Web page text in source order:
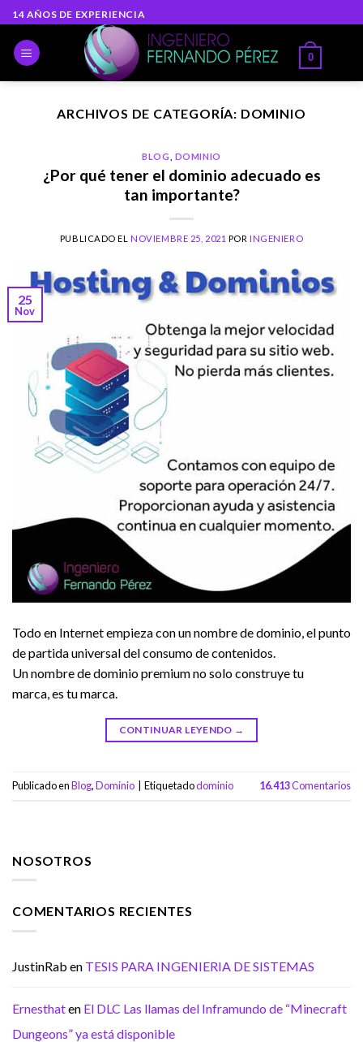
Skip
to
content
14 AÑOS DE EXPERIENCIA
0
ARCHIVOS DE CATEGORÍA: DOMINIO
BLOG DOMINIO
¿Por qué tener el dominio adecuado es
tan importante?
PUBLICADO ELNOVIEMBRE 25, 2021 PORINGENIERO
25
Nov
Todo en Internet empieza con un nombre de dominio, el punto
de partida universal del consumo de contenidos.
Un nombre de dominio premium no solo construye tu
marca, es tu marca.
CONTINUAR LEYENDO →
Publicado enBlog,Dominio Etiquetadodominio 16.413Comentarios
NOSOTROS
COMENTARIOS RECIENTES
JustinRab en TESIS PARA INGENIERIA DE SISTEMAS
Ernesthaten El DLC Las llamas del Inframundo de “Minecraft
Dungeons” ya está disponible